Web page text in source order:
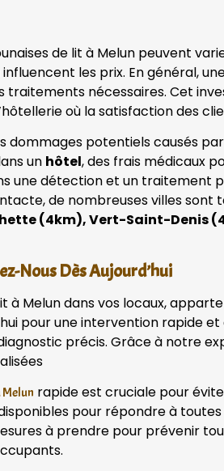
de lit à Melun peuvent
les prix. En général,
nécessaires. Cet
où la satisfaction des
potentiels causés
un hôtel, des frais médicaux
une détection et un traitement
de nombreuses villes sont
(4km), Vert-Saint-
Nous Dès Aujourd’hui
à Melun dans vos locaux,
pour une intervention rapide
précis. Grâce à notre
rapide est cruciale pour
pour répondre à
à prendre pour prévenir